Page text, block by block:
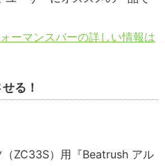
ーマンスバーの詳しい情報は
る！
ZC33S）用『Beatrush アル